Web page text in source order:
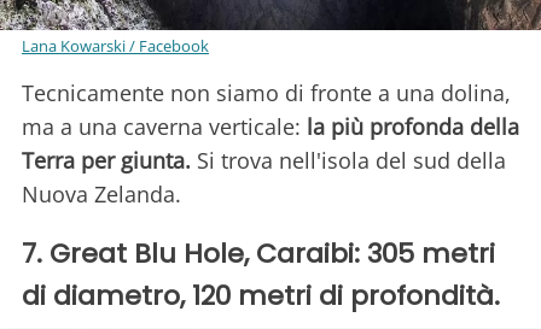
Lana Kowarski / Facebook
Tecnicamente non siamo di fronte a una dolina,
ma a una caverna verticale: la più profonda della
Terra per giunta. Si trova nell'isola del sud della
Nuova Zelanda.
7. Great Blu Hole, Caraibi: 305 metri
di diametro, 120 metri di profondità.